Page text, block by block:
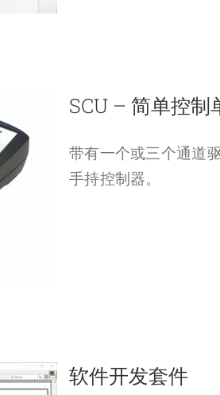
SCU – 简单控制
带有一个或三个通道
手持控制器。
软件开发套件